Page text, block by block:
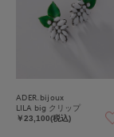
ADER.bijoux
LILA big クリップ
￥23,100(税込)